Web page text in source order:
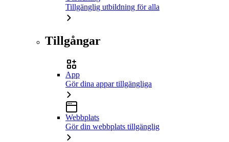
Tillgänglig utbildning för alla
Tillgångar
App
Gör dina appar tillgängliga
Webbplats
Gör din webbplats tillgänglig